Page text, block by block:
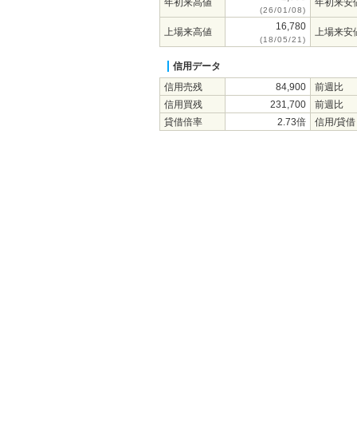
年初来高値
(26/01/08)
年初来安
上場来高値 16,780
(18/05/21)
上場来安
信用データ
信用売残
84,900
前週比
信用買残
231,700
前週比
貸借倍率
2.73倍 信用/貸借